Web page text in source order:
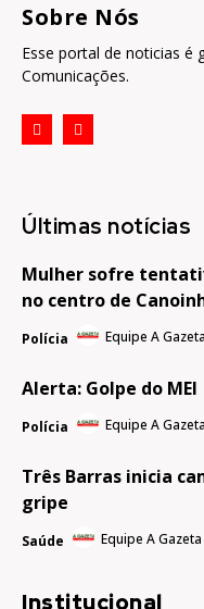
Sobre Nós
Esse portal de noticias é
Comunicações.
Últimas notícias
Mulher sofre
no centro de
Polícia Equipe A
Alerta: Golpe do MEI
Polícia Equipe A
Três Barras inicia
gripe
Saúde Equipe A
Institucional